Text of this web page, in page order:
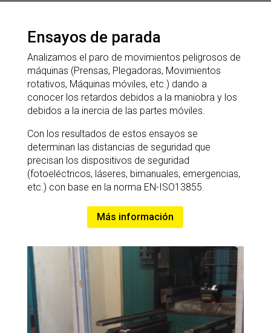
Ensayos de parada
Analizamos el paro de movimientos peligrosos de
máquinas (Prensas, Plegadoras, Movimientos
rotativos, Máquinas móviles, etc.) dando a
conocer los retardos debidos a la maniobra y los
debidos a la inercia de las partes móviles.
Con los resultados de estos ensayos se
determinan las distancias de seguridad que
precisan los dispositivos de seguridad
(fotoeléctricos, láseres, bimanuales, emergencias,
etc.) con base en la norma EN-ISO13855.
Más información